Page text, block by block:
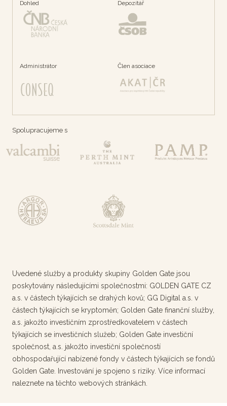
Dohled Depozítář
Administrátor Člen asociace
Spolupracujeme s
Uvedené služby a produkty skupiny Golden Gate jsou
poskytovány následujícími společnostmi: GOLDEN GATE CZ
a.s. v částech týkajících se drahých kovů; GG Digital a.s. v
částech týkajících se kryptoměn; Golden Gate finanční služby,
a.s. jakožto investičním zprostředkovatelem v částech
týkajících se investičních služeb; Golden Gate investiční
společnost, a.s. jakožto investiční společností
obhospodařující nabízené fondy v částech týkajících se fondů
Golden Gate. Investování je spojeno s riziky. Více informací
naleznete na těchto webových stránkách.